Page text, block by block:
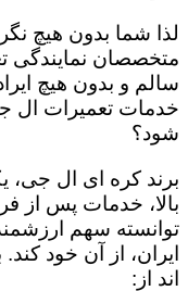
لذا شما بدون هیچ
متخصصان نمایندگی
سالم و بدون هیچ
خدمات تعمیرات ال
شود؟
برند کره ای ال جی،
بالا، خدمات پس از
توانسته سهم
ایران، از آن خود
اند از: